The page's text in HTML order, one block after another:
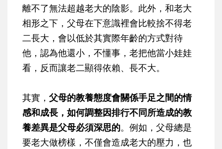
離不了無法超越老大的陰影。此外，和老大
相形之下，父母在下意識裡會比較捨不得老
二長大，會以低於其實際年齡的方式對待
他，認為他還小，不懂事，老把他當小娃娃
看，反而讓老二顯得依賴、長不大。
其實， 父母的教養態度會關係手足之間的情
感和成長， 如何調整因排行不同所造成的教
養差異是父母必須深思的。例如，父母總是
要老大做榜樣，不僅會造成老大的壓力，也